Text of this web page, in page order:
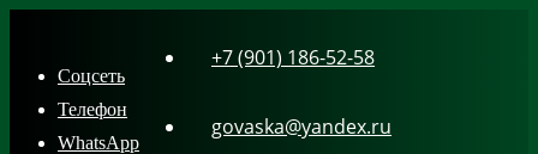
content
Соцсеть
Телефон
WhatsApp
+7 (901) 186-52-58
govaska@yandex.ru